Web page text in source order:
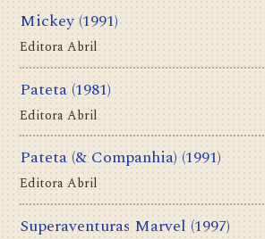
Mickey (1991)
Editora Abril
Pateta (1981)
Editora Abril
Pateta (& Companhia) (1991)
Editora Abril
Superaventuras Marvel (1997)